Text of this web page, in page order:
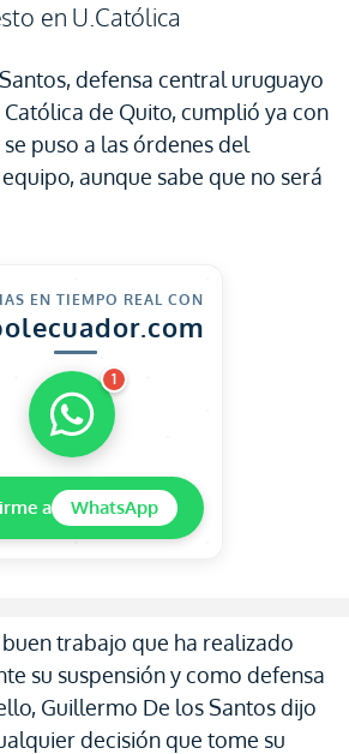
en U.Católica
defensa central uruguayo
de Quito, cumplió ya con
puso a las órdenes del
aunque sabe que no será
EN TIEMPO REAL CON
1
a WhatsApp
trabajo que ha realizado
su suspensión y como defensa
Guillermo De los Santos dijo
decisión que tome su